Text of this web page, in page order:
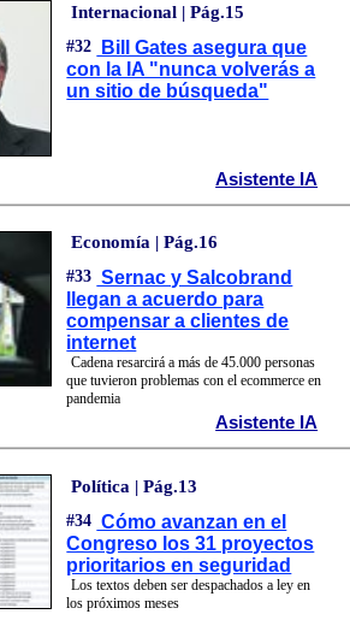
Internacional | Pág.15
#32
Bill Gates asegura que
con la IA "nunca volverás a
un sitio de búsqueda"
Asistente IA
Economía | Pág.16
#33 Sernac y Salcobrand
llegan a acuerdo para
compensar a clientes de
internet
Cadena resarcirá a más de 45.000 personas
que tuvieron problemas con el ecommerce en
pandemia
Asistente IA
Política | Pág.13
#34 Cómo avanzan en el
Congreso los 31 proyectos
prioritarios en seguridad
Los textos deben ser despachados a ley en
los próximos meses